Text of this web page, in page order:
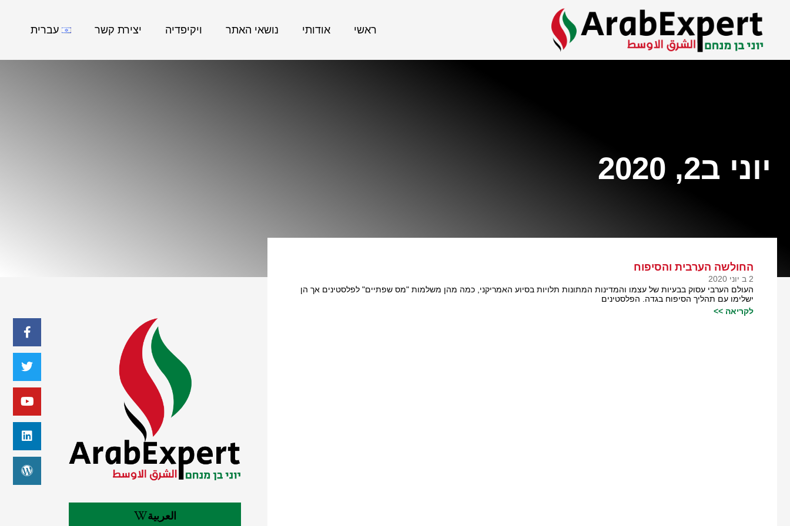
ראשי אודותי נושאי האתר ויקיפדיה יצירת קשר עברית
יוני ב2, 2020
החולשה הערבית והסיפוח
2 ב יוני 2020
העולם הערבי עסוק בבעיות של עצמו והמדינות המתונות תלויות בסיוע האמריקני, כמה מהן משלמות "מס שפתיים" לפלסטינים אך הן
ישלימו עם תהליך הסיפוח בגדה. הפלסטינים
לקריאה >>
العربية